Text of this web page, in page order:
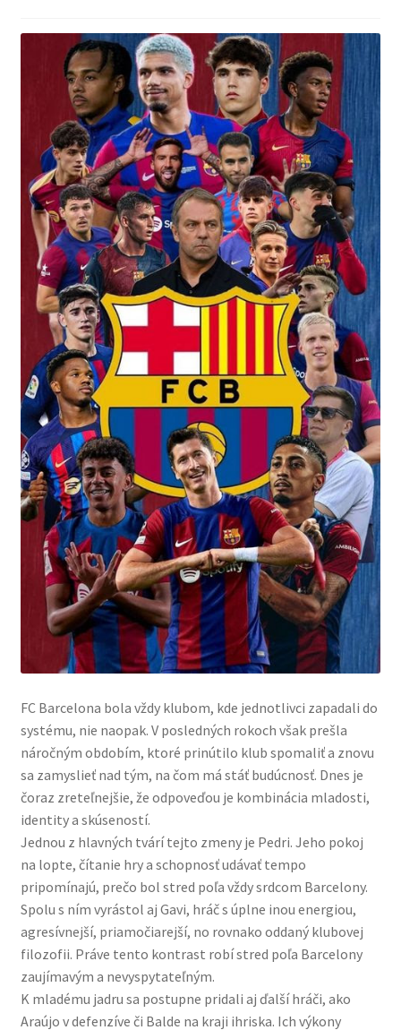
FC Barcelona bola vždy klubom, kde jednotlivci zapadali do
systému, nie naopak. V posledných rokoch však prešla
náročným obdobím, ktoré prinútilo klub spomaliť a znovu
sa zamyslieť nad tým, na čom má stáť budúcnosť. Dnes je
čoraz zreteľnejšie, že odpoveďou je kombinácia mladosti,
identity a skúseností.
Jednou z hlavných tvárí tejto zmeny je Pedri. Jeho pokoj
na lopte, čítanie hry a schopnosť udávať tempo
pripomínajú, prečo bol stred poľa vždy srdcom Barcelony.
Spolu s ním vyrástol aj Gavi, hráč s úplne inou energiou,
agresívnejší, priamočiarejší, no rovnako oddaný klubovej
filozofii. Práve tento kontrast robí stred poľa Barcelony
zaujímavým a nevyspytateľným.
K mladému jadru sa postupne pridali aj ďalší hráči, ako
Araújo v defenzíve či Balde na kraji ihriska. Ich výkony